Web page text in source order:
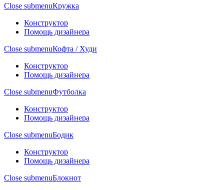
Close submenuКружка
Конструктор
Помощь дизайнера
Close submenuКофта / Худи
Конструктор
Помощь дизайнера
Close submenuФутболка
Конструктор
Помощь дизайнера
Close submenuБодик
Конструктор
Помощь дизайнера
Close submenuБлокнот